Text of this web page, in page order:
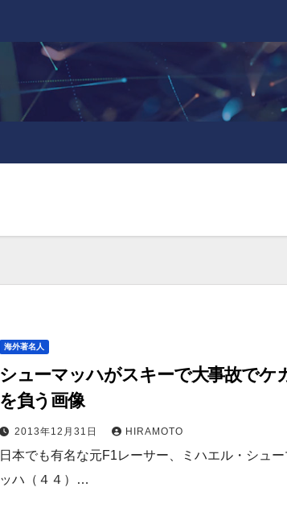
海外著名人
シューマッハがスキーで大事故でケ
を負う画像
2013年12月31日 HIRAMOTO
日本でも有名な元F1レーサー、ミハエル・シュー
ッハ（４４）…